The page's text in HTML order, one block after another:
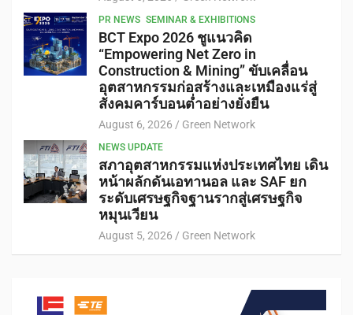
PR NEWS SEMINAR & EXHIBITIONS
BCT Expo 2026 ชูแนวคิด
“Empowering Net Zero in
Construction & Mining” ขับเคลื่อน
อุตสาหกรรมก่อสร้างและเหมืองแร่สู่
สังคมคาร์บอนต่ำอย่างยั่งยืน
August 6, 2026 Green Network
NEWS UPDATE
สภาอุตสาหกรรมแห่งประเทศไทย เดิน
หน้าผลักดันเอทานอล และ SAF ยก
ระดับเศรษฐกิจฐานรากสู่เศรษฐกิจ
หมุนเวียน
August 5, 2026 Green Network